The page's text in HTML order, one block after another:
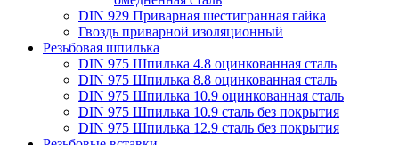
DIN 929 Приварная шестигранная гайка
Гвоздь приварной изоляционный
Резьбовая шпилька
DIN 975 Шпилька 4.8 оцинкованная сталь
DIN 975 Шпилька 8.8 оцинкованная сталь
DIN 975 Шпилька 10.9 оцинкованная сталь
DIN 975 Шпилька 10.9 сталь без покрытия
DIN 975 Шпилька 12.9 сталь без покрытия